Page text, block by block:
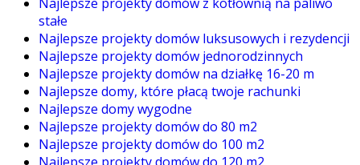
stałe
Najlepsze projekty domów luksusowych i rezydencji
Najlepsze projekty domów jednorodzinnych
Najlepsze projekty domów na działkę 16-20 m
Najlepsze domy, które płacą twoje rachunki
Najlepsze domy wygodne
Najlepsze projekty domów do 80 m2
Najlepsze projekty domów do 100 m2